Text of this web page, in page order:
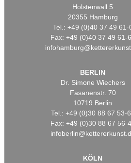
Holstenwall 5
20355 Hamburg
Tel.: +49 (0)40 37 49 61-
Fax: +49 (0)40 37 49 61-
BERLIN
Dr. Simone Wiechers
Fasanenstr. 70
10719 Berlin
Tel.: +49 (0)30 88 67 53-
Fax: +49 (0)30 88 67 56-
KÖLN